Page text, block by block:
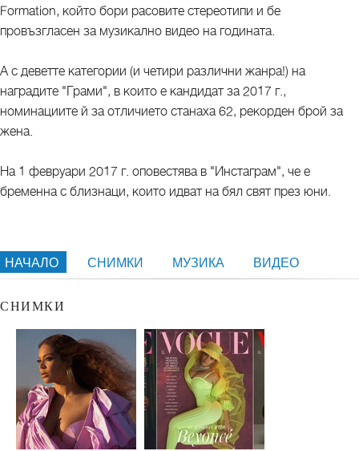
Formation, който бори расовите стереотипи и бе
провъзгласен за музикално видео на годината.
А с деветте категории (и четири различни жанра!) на
наградите "Грами", в които е кандидат за 2017 г.,
номинациите й за отличието станаха 62, рекорден брой за
жена.
На 1 февруари 2017 г. оповестява в "Инстаграм", че е
бременна с близнаци, които идват на бял свят през юни.
НАЧАЛО СНИМКИ МУЗИКА ВИДЕО
СНИМКИ